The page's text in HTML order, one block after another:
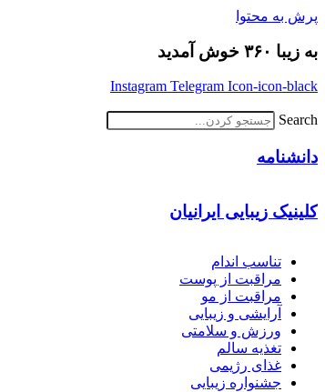
پرش به محتوا
به زیبا ۳۶۰ خوش آمدید
Instagram Telegram Icon-icon-black
Search
دانشنامه
کلینیک زیبایی ایرانیان
تناسب اندام
مراقبت از پوست
مراقبت از مو
آرایشی و زیبایی
ورزش و سلامتی
تغذیه سالم
غذای رژیمی
جشنواره زیبایی